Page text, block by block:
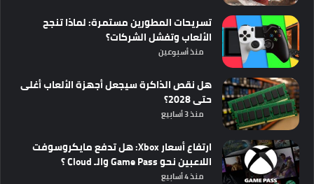
تسريحات المطورين مستمرة: لماذا تنجح
الألعاب وتفشل الشركات؟
منذ أسبوعين
هل نقص الذاكرة سيجعل أجهزة الألعاب أغلى
حتى 2028؟
منذ 3 أسابيع
ارتفاع أسعار Xbox: هل تدفع مايكروسوفت
اللاعبين نحو Game Pass والـ Cloud ؟
منذ 4 أسابيع